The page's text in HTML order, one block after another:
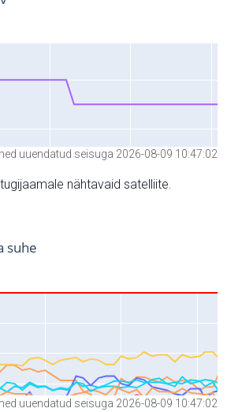
uuendatud seisuga 2026-08-09 10:47:02
nähtavaid satelliite.
uuendatud seisuga 2026-08-09 10:47:02